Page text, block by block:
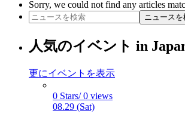
Sorry, we could not find any articles
ニュース
人気のイベント in
更にイベントを表示
0 Stars/ 0 views
08.29 (Sat)